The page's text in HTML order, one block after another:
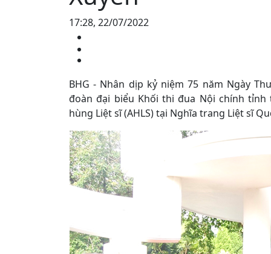
17:28, 22/07/2022
BHG - Nhân dịp kỷ niệm 75 năm Ngày
đoàn đại biểu Khối thi đua Nội chính
hùng Liệt sĩ (AHLS) tại Nghĩa trang Liệt sĩ